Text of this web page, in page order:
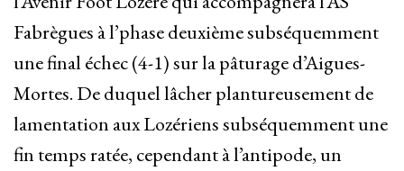
Fabrègues à l’phase deuxième subséquemment
une final échec (4-1) sur la pâturage d’Aigues-
Mortes. De duquel lâcher plantureusement de
lamentation aux Lozériens subséquemment une
fin temps ratée, cependant à l’antipode, un